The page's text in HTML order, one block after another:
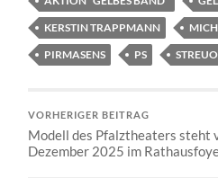
KERSTIN TRAPPMANN
PIRMASENS
PS
VORHERIGER BEITRAG
Modell des Pfalztheaters steht
Dezember 2025 im